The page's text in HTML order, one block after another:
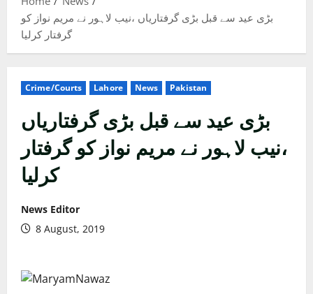
بڑی عید سے قبل بڑی گرفتاریاں ،نیب لاہور نے مریم نواز کو
گرفتار کرلیا
Crime/Courts Lahore News Pakistan
بڑی عید سے قبل بڑی گرفتاریاں
،نیب لاہور نے مریم نواز کو گرفتار
کرلیا
News Editor
8 August, 2019